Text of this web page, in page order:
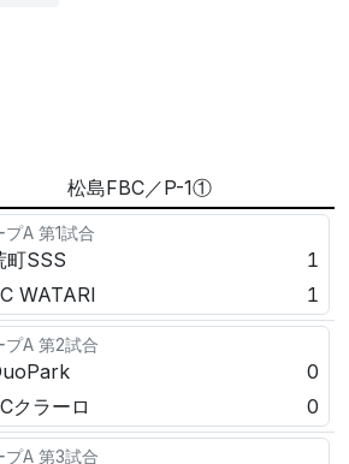
松島FBC／P-1①
プA 第1試合
町SSS
1
WATARI
1
プA 第2試合
0
クラーロ
0
プA 第3試合